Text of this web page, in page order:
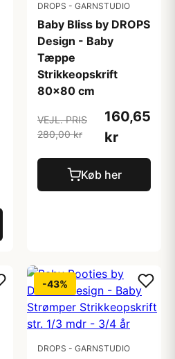
DROPS - GARNSTUDIO
Baby Bliss by DROPS
Design - Baby
Tæppe
Strikkeopskrift
80x80 cm
VEJL. PRIS
280,00 kr
160,65
kr
Køb her
-43%
DROPS - GARNSTUDIO